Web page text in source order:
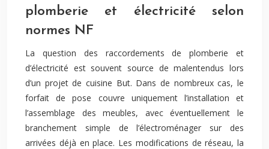
plomberie et électricité selon
normes NF
La question des raccordements de plomberie et
d’électricité est souvent source de malentendus lors
d’un projet de cuisine But. Dans de nombreux cas, le
forfait de pose couvre uniquement l’installation et
l’assemblage des meubles, avec éventuellement le
branchement simple de l’électroménager sur des
arrivées déjà en place. Les modifications de réseau, la